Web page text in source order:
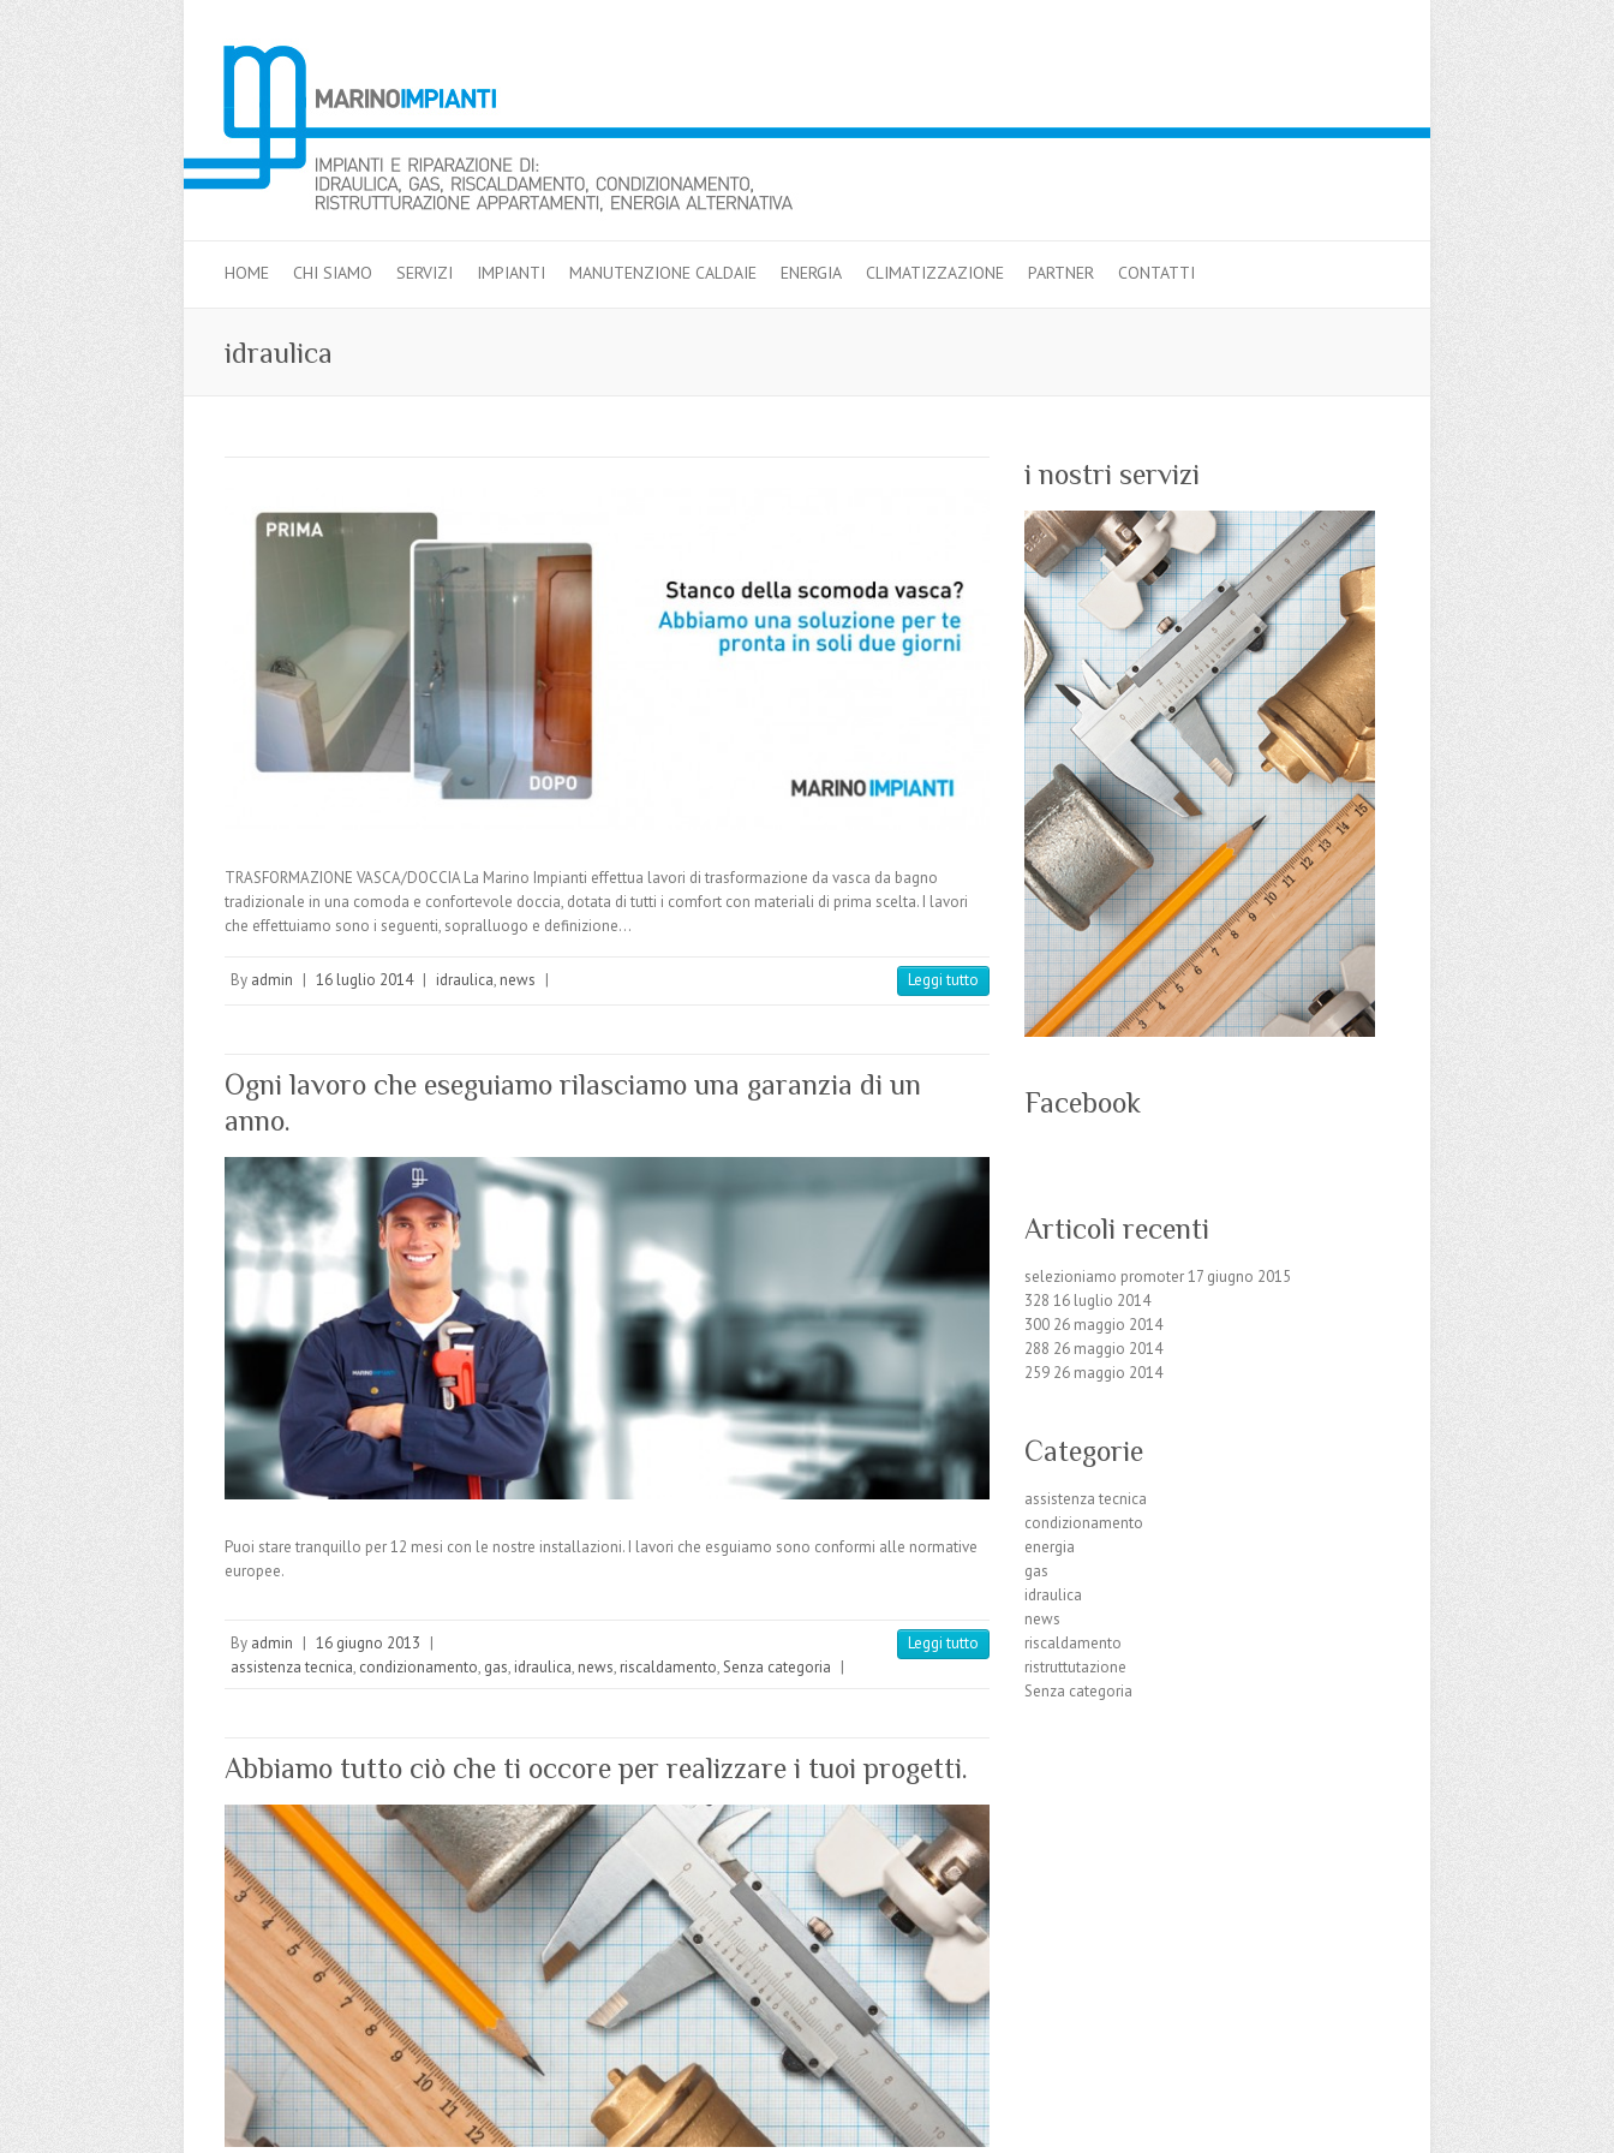
HOME CHI SIAMO SERVIZI IMPIANTI MANUTENZIONE CALDAIE ENERGIA CLIMATIZZAZIONE PARTNER CONTATTI
idraulica
TRASFORMAZIONE VASCA/DOCCIA La Marino Impianti effettua lavori di trasformazione da vasca da bagno
tradizionale in una comoda e confortevole doccia, dotata di tutti i comfort con materiali di prima scelta. I lavori
che effettuiamo sono i seguenti, sopralluogo e definizione…
By admin | 16 luglio 2014 | idraulica, news | Leggi tutto
Ogni lavoro che eseguiamo rilasciamo una garanzia di un
anno.
Puoi stare tranquillo per 12 mesi con le nostre installazioni. I lavori che esguiamo sono conformi alle normative
europee.
By admin | 16 giugno 2013 |
assistenza tecnica, condizionamento, gas, idraulica, news, riscaldamento,Senza categoria |
Leggi tutto
Abbiamo tutto ciò che ti occore per realizzare i tuoi progetti.
i nostri servizi
Abbiamo ciò che ti occorre
per realizzare i tuoi progetti
Facebook
Articoli recenti
selezioniamo promoter17 giugno 2015
328 16 luglio 2014
300 26 maggio 2014
288 26 maggio 2014
259 26 maggio 2014
Categorie
assistenza tecnica
condizionamento
energia
gas
idraulica
news
riscaldamento
ristruttutazione
Senza categoria